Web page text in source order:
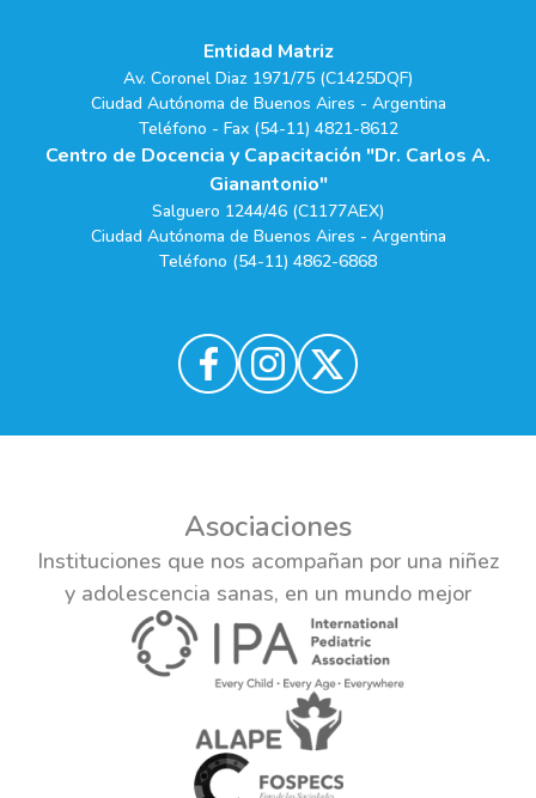
Entidad Matriz
Av. Coronel Diaz 1971/75 (C1425DQF)
Ciudad Autónoma de Buenos Aires - Argentina
Teléfono - Fax (54-11) 4821-8612
Centro de Docencia y Capacitación "Dr. Carlos A.
Gianantonio"
Salguero 1244/46 (C1177AEX)
Ciudad Autónoma de Buenos Aires - Argentina
Teléfono (54-11) 4862-6868
Asociaciones
Instituciones que nos acompañan por una niñez
y adolescencia sanas, en un mundo mejor